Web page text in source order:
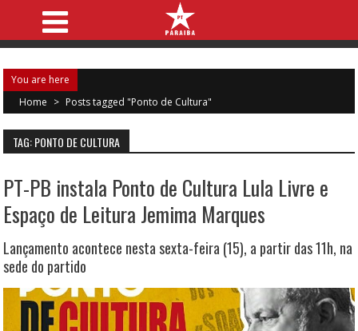
You are here
Home > Posts tagged "Ponto de Cultura"
TAG: PONTO DE CULTURA
PT-PB instala Ponto de Cultura Lula Livre e
Espaço de Leitura Jemima Marques
Lançamento acontece nesta sexta-feira (15), a partir das 11h, na
sede do partido